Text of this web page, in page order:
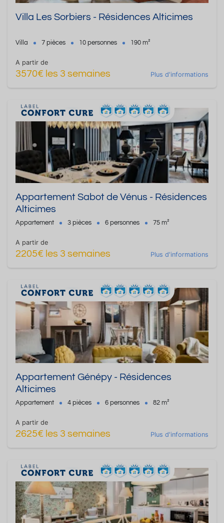
Villa Les Sorbiers - Résidences Alticimes
Villa 7 pièces 10 personnes 190 m²
A partir de
3570€ les 3 semaines Plus d'informations
Appartement Sabot de Vénus - Résidences
Alticimes
Appartement 3 pièces 6 personnes 75 m²
A partir de
2205€ les 3 semaines Plus d'informations
Appartement Génépy - Résidences
Alticimes
Appartement 4 pièces 6 personnes 82 m²
A partir de
2625€ les 3 semaines Plus d'informations